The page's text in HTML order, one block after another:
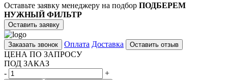
Оставьте заявку менеджеру на подбор ПОДБЕРЕМ
НУЖНЫЙ ФИЛЬТР
Оставить заявку
Заказать звонок Оплата Доставка Оставить отзыв
ЦЕНА ПО ЗАПРОСУ
ПОД ЗАКАЗ
-
+